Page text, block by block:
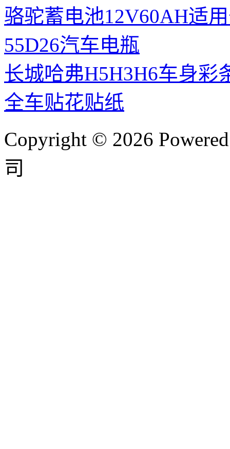
骆驼蓄电池12V60AH适
55D26汽车电瓶
长城哈弗H5H3H6车身彩
全车贴花贴纸
Copyright © 2026
司